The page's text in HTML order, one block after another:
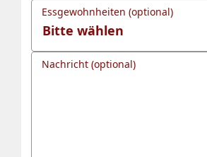
Essgewohnheiten (optional)
Nachricht (optional)